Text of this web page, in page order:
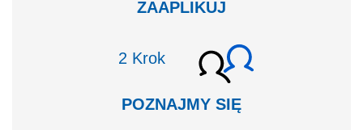
ZAAPLIKUJ
Krok
POZNAJMY SIĘ